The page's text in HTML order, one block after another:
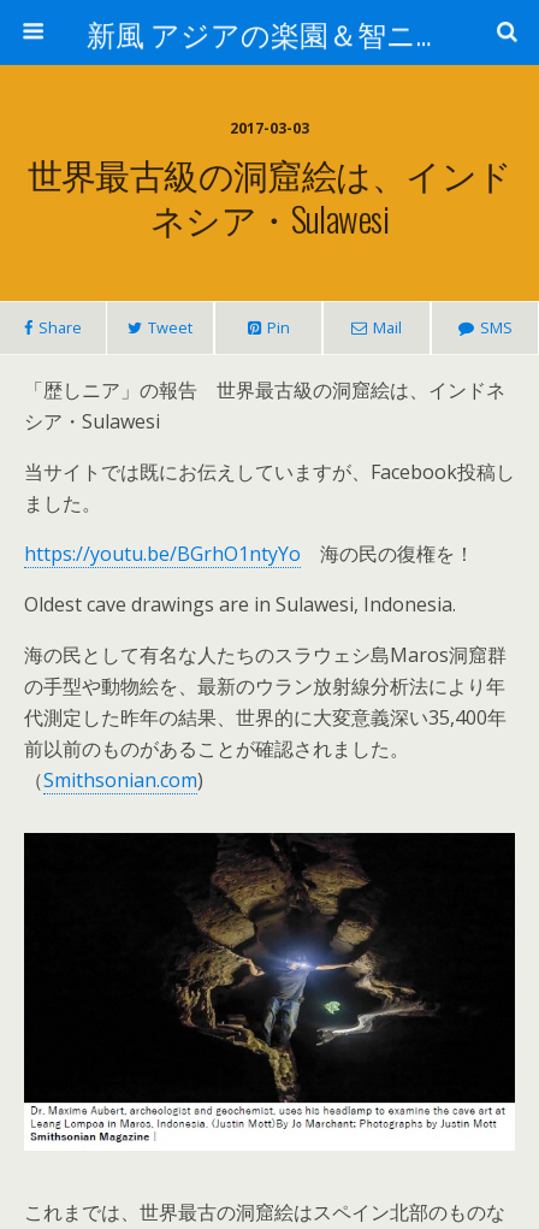
新風 アジアの楽園＆智ニア来富
2017-03-03
世界最古級の洞窟絵は、インド
ネシア・Sulawesi
Share Tweet Pin Mail SMS
「歴しニア」の報告 世界最古級の洞窟絵は、インドネ
シア・Sulawesi
当サイトでは既にお伝えしていますが、Facebook投稿し
ました。
https://youtu.be/BGrhO1ntyYo 海の民の復権を！
Oldest cave drawings are in Sulawesi, Indonesia.
海の民として有名な人たちのスラウェシ島Maros洞窟群
の手型や動物絵を、最新のウラン放射線分析法により年
代測定した昨年の結果、世界的に大変意義深い35,400年
前以前のものがあることが確認されました。
（Smithsonian.com)
これまでは、世界最古の洞窟絵はスペイン北部のものな